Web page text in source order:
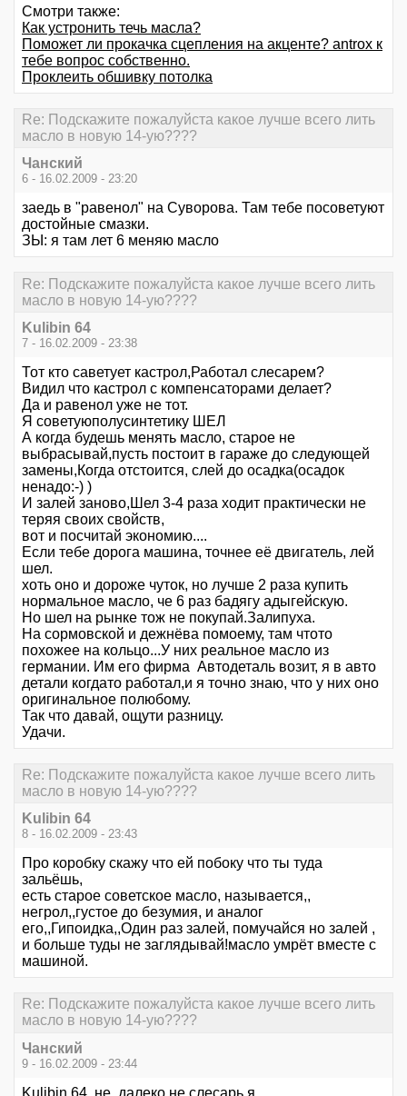
Смотри также:
Как устронить течь масла?
Поможет ли прокачка сцепления на акценте? antrox к
тебе вопрос собственно.
Проклеить обшивку потолка
Re: Подскажите пожалуйста какое лучше всего лить
масло в новую 14-ую????
Чанский
6 - 16.02.2009 - 23:20
заедь в "равенол" на Суворова. Там тебе посоветуют
достойные смазки.
ЗЫ: я там лет 6 меняю масло
Re: Подскажите пожалуйста какое лучше всего лить
масло в новую 14-ую????
Kulibin 64
7 - 16.02.2009 - 23:38
Тот кто саветует кастрол,Работал слесарем?
Видил что кастрол с компенсаторами делает?
Да и равенол уже не тот.
Я советуюполусинтетику ШЕЛ
А когда будешь менять масло, старое не
выбрасывай,пусть постоит в гараже до следующей
замены,Когда отстоится, слей до осадка(осадок
ненадо:-) )
И залей заново,Шел 3-4 раза ходит практически не
теряя своих свойств,
вот и посчитай экономию....
Если тебе дорога машина, точнее её двигатель, лей
шел.
хоть оно и дороже чуток, но лучше 2 раза купить
нормальное масло, че 6 раз бадягу адыгейскую.
Но шел на рынке тож не покупай.Залипуха.
На сормовской и дежнёва помоему, там чтото
похожее на кольцо...У них реальное масло из
германии. Им его фирма Автодеталь возит, я в авто
детали когдато работал,и я точно знаю, что у них оно
оригинальное полюбому.
Так что давай, ощути разницу.
Удачи.
Re: Подскажите пожалуйста какое лучше всего лить
масло в новую 14-ую????
Kulibin 64
8 - 16.02.2009 - 23:43
Про коробку скажу что ей побоку что ты туда
зальёшь,
есть старое советское масло, называется,,
негрол,,густое до безумия, и аналог
его,,Гипоидка,,Один раз залей, помучайся но залей ,
и больше туды не заглядывай!масло умрёт вместе с
машиной.
Re: Подскажите пожалуйста какое лучше всего лить
масло в новую 14-ую????
Чанский
9 - 16.02.2009 - 23:44
Kulibin 64, не, далеко не слесарь я.